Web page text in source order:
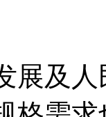
展及